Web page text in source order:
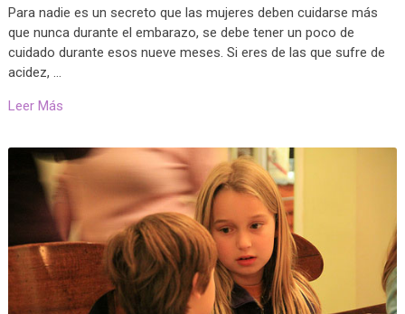
Para nadie es un secreto que las mujeres deben cuidarse más
que nunca durante el embarazo, se debe tener un poco de
cuidado durante esos nueve meses. Si eres de las que sufre de
acidez, …
Leer Más